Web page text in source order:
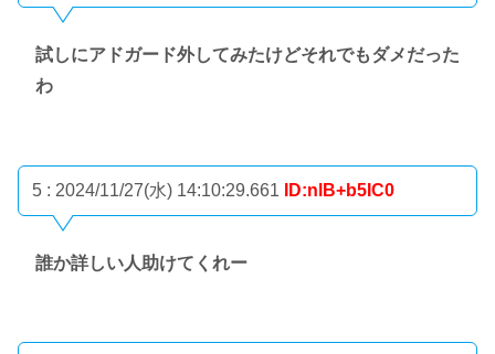
試しにアドガード外してみたけどそれでもダメだった
わ
5 : 2024/11/27(水) 14:10:29.661 ID:nlB+b5IC0
誰か詳しい人助けてくれー